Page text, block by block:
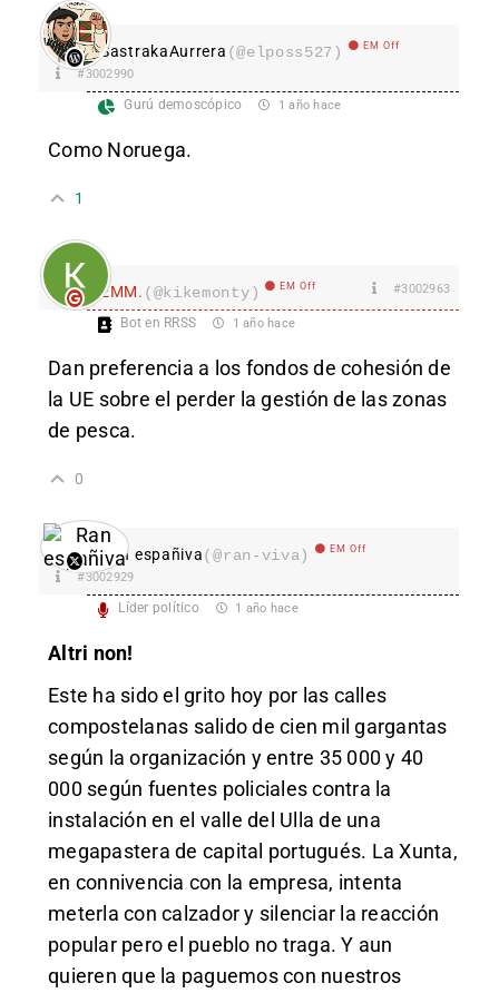
SastrakaAurrera (@elposs527) EM Off
#3002990
Gurú demoscópico 1 año hace
Como Noruega.
1
EMM. (@kikemonty) EM Off #3002963
Bot en RRSS 1 año hace
Dan preferencia a los fondos de cohesión de
la UE sobre el perder la gestión de las zonas
de pesca.
0
Ran españiva(@ran-viva) EM Off
#3002929
Líder político 1 año hace
Altri non!
Este ha sido el grito hoy por las calles
compostelanas salido de cien mil gargantas
según la organización y entre 35 000 y 40
000 según fuentes policiales contra la
instalación en el valle del Ulla de una
megapastera de capital portugués. La Xunta,
en connivencia con la empresa, intenta
meterla con calzador y silenciar la reacción
popular pero el pueblo no traga. Y aun
quieren que la paguemos con nuestros